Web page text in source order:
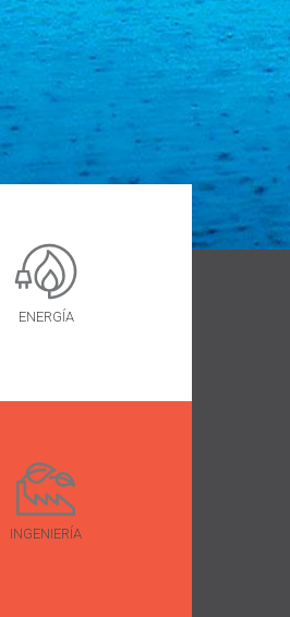
ENERGÍA
INGENIERÍA